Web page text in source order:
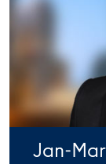
Jan-